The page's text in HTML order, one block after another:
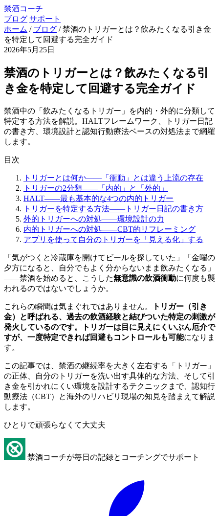
禁酒コーチ
ブログ サポート
ホーム / ブログ / 禁酒のトリガーとは？飲みたくなる引き金
を特定して回避する完全ガイド
2026年5月25日
禁酒のトリガーとは？飲みたくなる引
き金を特定して回避する完全ガイド
禁酒中の「飲みたくなるトリガー」を内的・外的に分類して
特定する方法を解説。HALTフレームワーク、トリガー日記
の書き方、環境設計と認知行動療法ベースの対処法まで網羅
します。
目次
トリガーとは何か——「衝動」とは違う上流の存在
トリガーの2分類——「内的」と「外的」
HALT——最も基本的な4つの内的トリガー
トリガーを特定する方法——トリガー日記の書き方
外的トリガーへの対処——環境設計の力
内的トリガーへの対処——CBT的リフレーミング
アプリを使って自分のトリガーを「見える化」する
「気がつくと冷蔵庫を開けてビールを探していた」「金曜の
夕方になると、自分でもよく分からないまま飲みたくなる」
——禁酒を始めると、こうした無意識の飲酒衝動に何度も襲
われるのではないでしょうか。
これらの瞬間は気まぐれではありません。
トリガー（引き
金）
と呼ばれる、過去の飲酒経験と結びついた特定の刺激が
発火しているのです。トリガーは目に見えにくいぶん厄介で
すが、一度特定できれば回避もコントロールも可能になりま
す。
この記事では、禁酒の継続率を大きく左右する「トリガー」
の正体、自分のトリガーを洗い出す具体的な方法、そして引
き金を引かれにくい環境を設計するテクニックまで、認知行
動療法（CBT）と海外のリハビリ現場の知見を踏まえて解説
します。
ひとりで頑張らなくて大丈夫
禁酒コーチが毎日の記録とコーチングでサポート